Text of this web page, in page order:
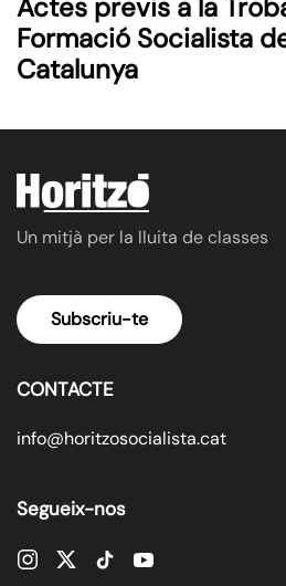
Actes previs a la
Formació Socialista
Catalunya
Un mitjà per la lluita de classes
Subscriu-te
CONTACTE
info@horitzosocialista.cat
Segueix-nos